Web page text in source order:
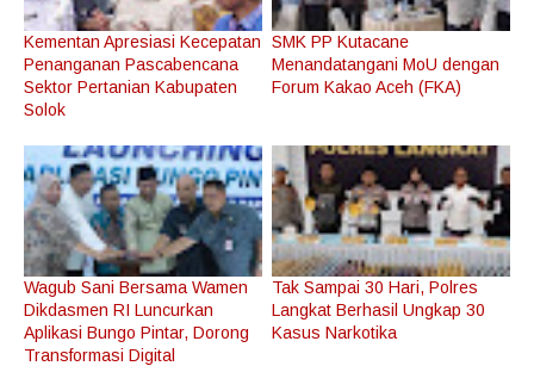
Kementan Apresiasi Kecepatan
Penanganan Pascabencana
Sektor Pertanian Kabupaten
Solok
SMK PP Kutacane
Menandatangani MoU dengan
Forum Kakao Aceh (FKA)
Wagub Sani Bersama Wamen
Dikdasmen RI Luncurkan
Aplikasi Bungo Pintar, Dorong
Transformasi Digital
Tak Sampai 30 Hari, Polres
Langkat Berhasil Ungkap 30
Kasus Narkotika